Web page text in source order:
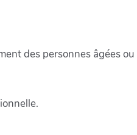
des personnes âgées